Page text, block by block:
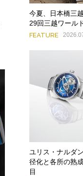
今夏、日本橋三
29回三越ワール
FEATURE
ユリス・ナルダ
径化と各所の熟
目